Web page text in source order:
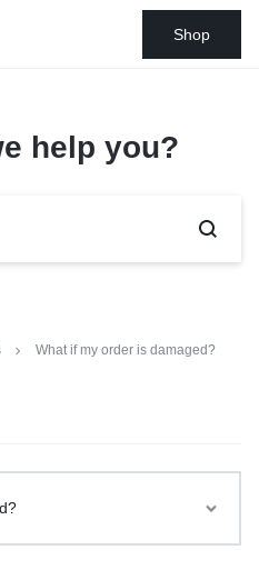
Shop
help you?
What if my order is damaged?